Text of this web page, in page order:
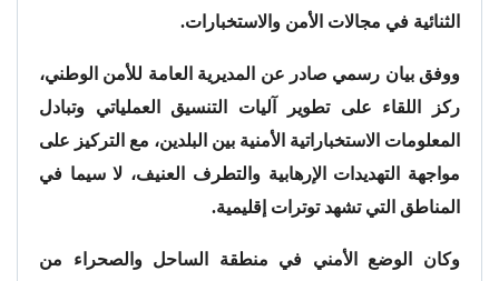
الثنائية في مجالات الأمن والاستخبارات.
ووفق بيان رسمي صادر عن المديرية العامة للأمن الوطني،
ركز اللقاء على تطوير آليات التنسيق العملياتي وتبادل
المعلومات الاستخباراتية الأمنية بين البلدين، مع التركيز على
مواجهة التهديدات الإرهابية والتطرف العنيف، لا سيما في
المناطق التي تشهد توترات إقليمية.
وكان الوضع الأمني في منطقة الساحل والصحراء من